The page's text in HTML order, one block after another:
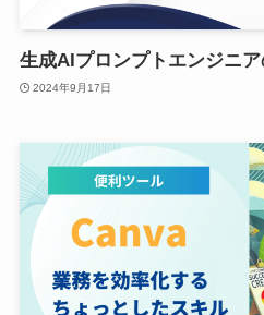
生成AIプロンプトエンジニ
2024年9月17日